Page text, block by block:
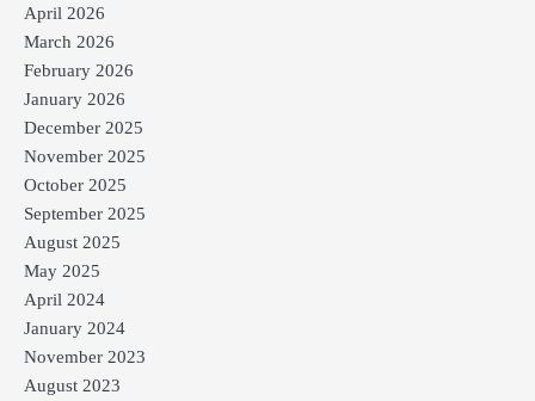
April 2026
March 2026
February 2026
January 2026
December 2025
November 2025
October 2025
September 2025
August 2025
May 2025
April 2024
January 2024
November 2023
August 2023